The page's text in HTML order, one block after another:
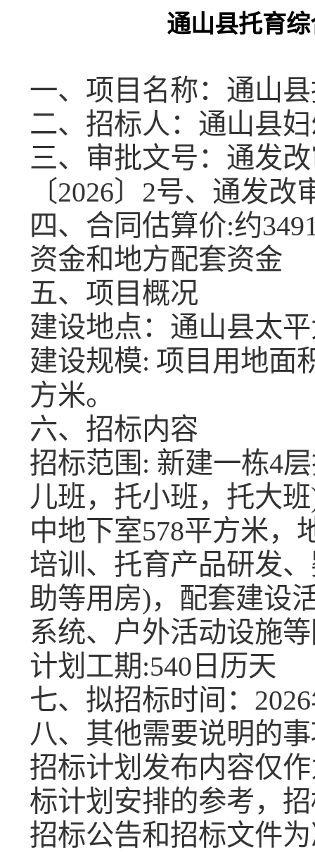
通山县托育
一、项目名称： 通山
二、招标人： 通山县
三、审批文号：通发
〔2026〕 2号、 通发改
四、合同估算价:约
资金和地方配套资金
五、项目概况
建设地点： 通山县太
建设规模: 项目用地面
方米。
六、招标内容
招标范围: 新建一栋4
儿班，托小班，托大
中地下室578平方米，
培训、托育产品研发
助等用房)，配套建设
系统、户外活动设施
计划工期:540日历天
七、拟招标时间：
八、其他需要说明的
招标计划发布内容仅
标计划安排的参考，
招标公告和招标文件